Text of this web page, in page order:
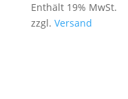
Enthält 19% MwSt.
zzgl. Versand